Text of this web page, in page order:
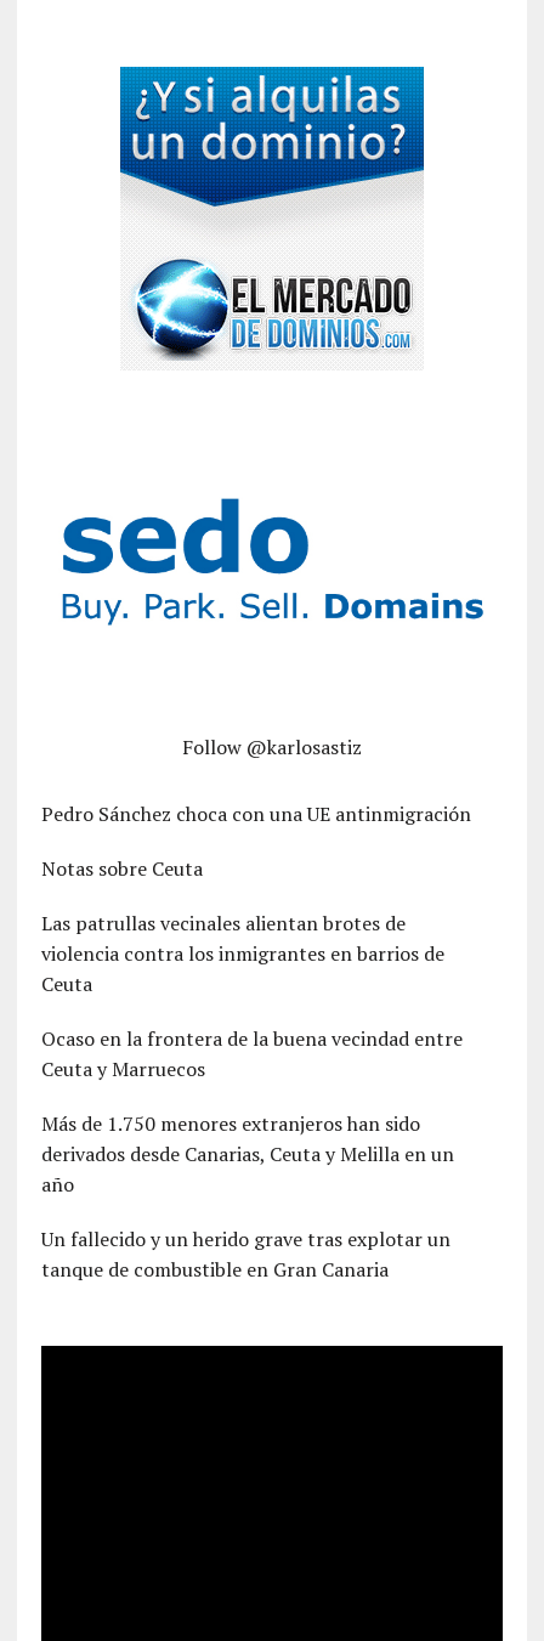
Follow @karlosastiz
Pedro Sánchez choca con una UE antinmigración
Notas sobre Ceuta
Las patrullas vecinales alientan brotes de
violencia contra los inmigrantes en barrios de
Ceuta
Ocaso en la frontera de la buena vecindad entre
Ceuta y Marruecos
Más de 1.750 menores extranjeros han sido
derivados desde Canarias, Ceuta y Melilla en un
año
Un fallecido y un herido grave tras explotar un
tanque de combustible en Gran Canaria